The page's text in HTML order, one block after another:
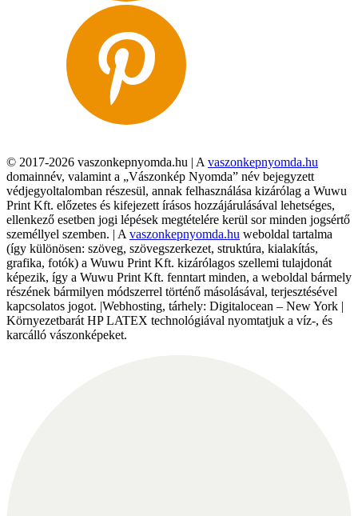
© 2017-2026 vaszonkepnyomda.hu | A vaszonkepnyomda.hu
domainnév, valamint a „Vászonkép Nyomda” név bejegyzett
védjegyoltalomban részesül, annak felhasználása kizárólag a Wuwu
Print Kft. előzetes és kifejezett írásos hozzájárulásával lehetséges,
ellenkező esetben jogi lépések megtételére kerül sor minden jogsértő
személlyel szemben. | A vaszonkepnyomda.hu weboldal tartalma
(így különösen: szöveg, szövegszerkezet, struktúra, kialakítás,
grafika, fotók) a Wuwu Print Kft. kizárólagos szellemi tulajdonát
képezik, így a Wuwu Print Kft. fenntart minden, a weboldal bármely
részének bármilyen módszerrel történő másolásával, terjesztésével
kapcsolatos jogot. |Webhosting, tárhely: Digitalocean – New York |
Környezetbarát HP LATEX technológiával nyomtatjuk a víz-, és
karcálló vászonképeket.